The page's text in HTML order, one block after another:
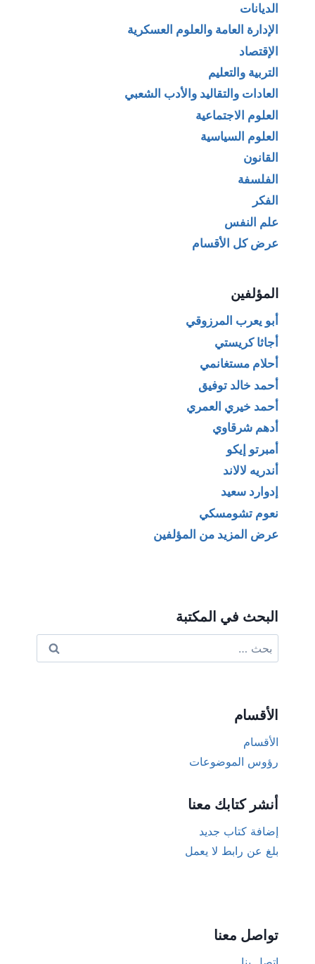
الديانات
الإدارة العامة والعلوم العسكرية
الإقتصاد
التربية والتعليم
العادات والتقاليد والأدب الشعبي
العلوم الاجتماعية
العلوم السياسية
القانون
الفلسفة
الفكر
علم النفس
عرض كل الأقسام
المؤلفين
أبو يعرب المرزوقي
أجاثا كريستي
أحلام مستغانمي
أحمد خالد توفيق
أحمد خيري العمري
أدهم شرقاوي
أمبرتو إيكو
أندريه لالاند
إدوارد سعيد
نعوم تشومسكي
عرض المزيد من المؤلفين
البحث في المكتبة
عن:
الأقسام
الأقسام
رؤوس الموضوعات
أنشر كتابك معنا
إضافة كتاب جديد
بلغ عن رابط لا يعمل
تواصل معنا